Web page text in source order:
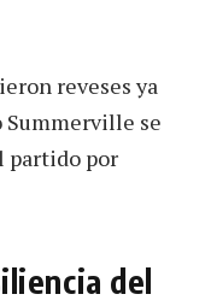
reveses ya
se
partido por
del